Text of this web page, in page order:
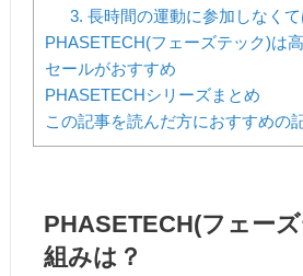
3. 長時間の運動に参加しなく
PHASETECH(フェーズテック)は
セールがおすすめ
PHASETECHシリーズまとめ
この記事を読んだ方におすすめの
PHASETECH(フェー
組みは？